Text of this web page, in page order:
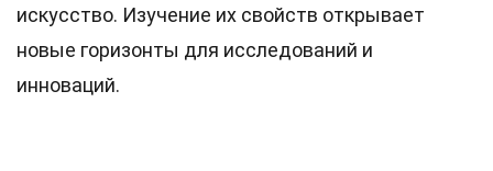
искусство. Изучение их свойств открывает
новые горизонты для исследований и
инноваций.